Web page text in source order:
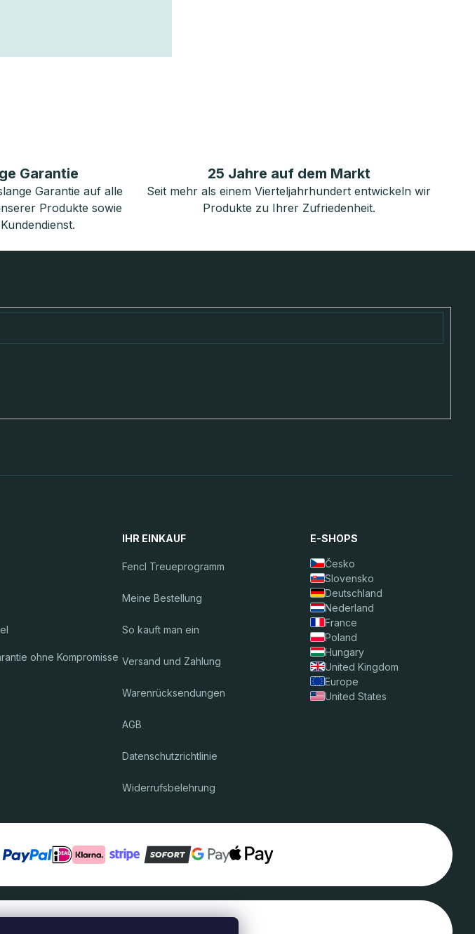
Garantie
Garantie auf alle
Produkte sowie
25 Jahre auf dem Markt
Seit mehr als einem Vierteljahrhundert entwickeln wir
Produkte zu Ihrer Zufriedenheit.
ohne Kompromisse
IHR EINKAUF
Fencl Treueprogramm
Meine Bestellung
So kauft man ein
Versand und Zahlung
Warenrücksendungen
AGB
Datenschutzrichtlinie
Widerrufsbelehrung
E-SHOPS
Česko
Slovensko
Deutschland
Nederland
France
Poland
Hungary
United Kingdom
Europe
United States